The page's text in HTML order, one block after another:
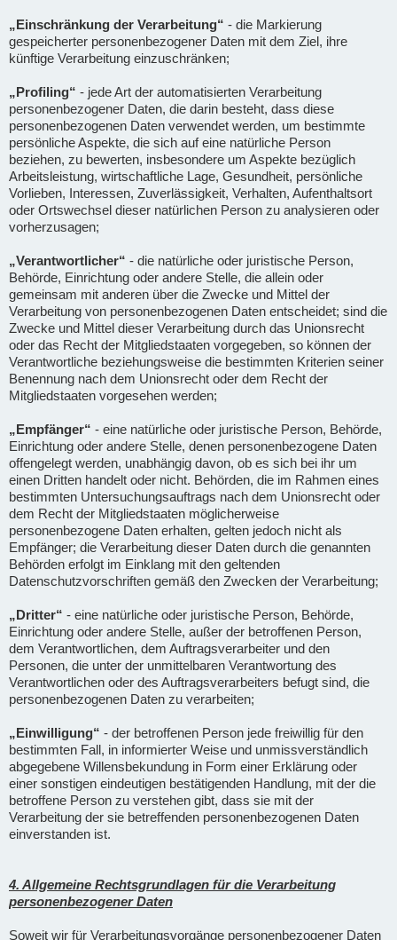
„Einschränkung der Verarbeitung“ - die Markierung
gespeicherter personenbezogener Daten mit dem Ziel, ihre
künftige Verarbeitung einzuschränken;
„Profiling“ - jede Art der automatisierten Verarbeitung
personenbezogener Daten, die darin besteht, dass diese
personenbezogenen Daten verwendet werden, um bestimmte
persönliche Aspekte, die sich auf eine natürliche Person
beziehen, zu bewerten, insbesondere um Aspekte bezüglich
Arbeitsleistung, wirtschaftliche Lage, Gesundheit, persönliche
Vorlieben, Interessen, Zuverlässigkeit, Verhalten, Aufenthaltsort
oder Ortswechsel dieser natürlichen Person zu analysieren oder
vorherzusagen;
„Verantwortlicher“ - die natürliche oder juristische Person,
Behörde, Einrichtung oder andere Stelle, die allein oder
gemeinsam mit anderen über die Zwecke und Mittel der
Verarbeitung von personenbezogenen Daten entscheidet; sind die
Zwecke und Mittel dieser Verarbeitung durch das Unionsrecht
oder das Recht der Mitgliedstaaten vorgegeben, so können der
Verantwortliche beziehungsweise die bestimmten Kriterien seiner
Benennung nach dem Unionsrecht oder dem Recht der
Mitgliedstaaten vorgesehen werden;
„Empfänger“ - eine natürliche oder juristische Person, Behörde,
Einrichtung oder andere Stelle, denen personenbezogene Daten
offengelegt werden, unabhängig davon, ob es sich bei ihr um
einen Dritten handelt oder nicht. Behörden, die im Rahmen eines
bestimmten Untersuchungsauftrags nach dem Unionsrecht oder
dem Recht der Mitgliedstaaten möglicherweise
personenbezogene Daten erhalten, gelten jedoch nicht als
Empfänger; die Verarbeitung dieser Daten durch die genannten
Behörden erfolgt im Einklang mit den geltenden
Datenschutzvorschriften gemäß den Zwecken der Verarbeitung;
„Dritter“ - eine natürliche oder juristische Person, Behörde,
Einrichtung oder andere Stelle, außer der betroffenen Person,
dem Verantwortlichen, dem Auftragsverarbeiter und den
Personen, die unter der unmittelbaren Verantwortung des
Verantwortlichen oder des Auftragsverarbeiters befugt sind, die
personenbezogenen Daten zu verarbeiten;
„Einwilligung“ - der betroffenen Person jede freiwillig für den
bestimmten Fall, in informierter Weise und unmissverständlich
abgegebene Willensbekundung in Form einer Erklärung oder
einer sonstigen eindeutigen bestätigenden Handlung, mit der die
betroffene Person zu verstehen gibt, dass sie mit der
Verarbeitung der sie betreffenden personenbezogenen Daten
einverstanden ist.
4. Allgemeine Rechtsgrundlagen für die Verarbeitung
personenbezogener Daten
Soweit wir für Verarbeitungsvorgänge personenbezogener Daten